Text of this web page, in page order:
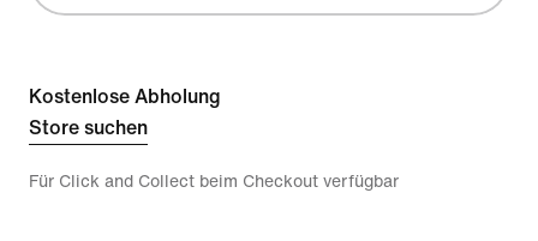
Kostenlose Abholung
Store suchen
Für Click and Collect beim Checkout verfügbar